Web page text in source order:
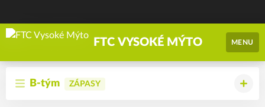
FTC VYSOKÉ MÝTO MENU
B-tým ZÁPASY